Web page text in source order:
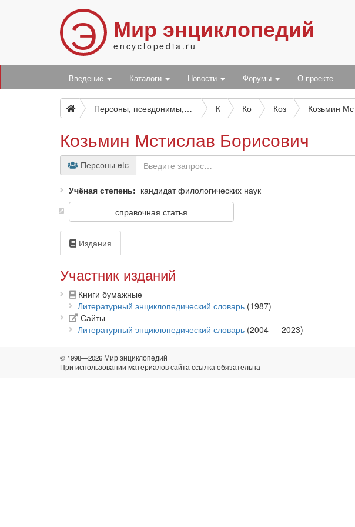
Э Мир энциклопедий
encyclopedia.ru
Введение Каталоги Новости Форумы О проекте
Персоны, псевдонимы, персонажи и боты К Ко Коз
Козьмин Мстислав Борисович
Персоны etc
Учёная степень
кандидат филологических наук
справочная статья
Издания
Участник изданий
Книги бумажные
Литературный энциклопедический словарь (1987)
Сайты
Литературный энциклопедический словарь (2004 — 2023)
© 1998—2026 Мир энциклопедий
При использовании материалов сайта ссылка обязательна